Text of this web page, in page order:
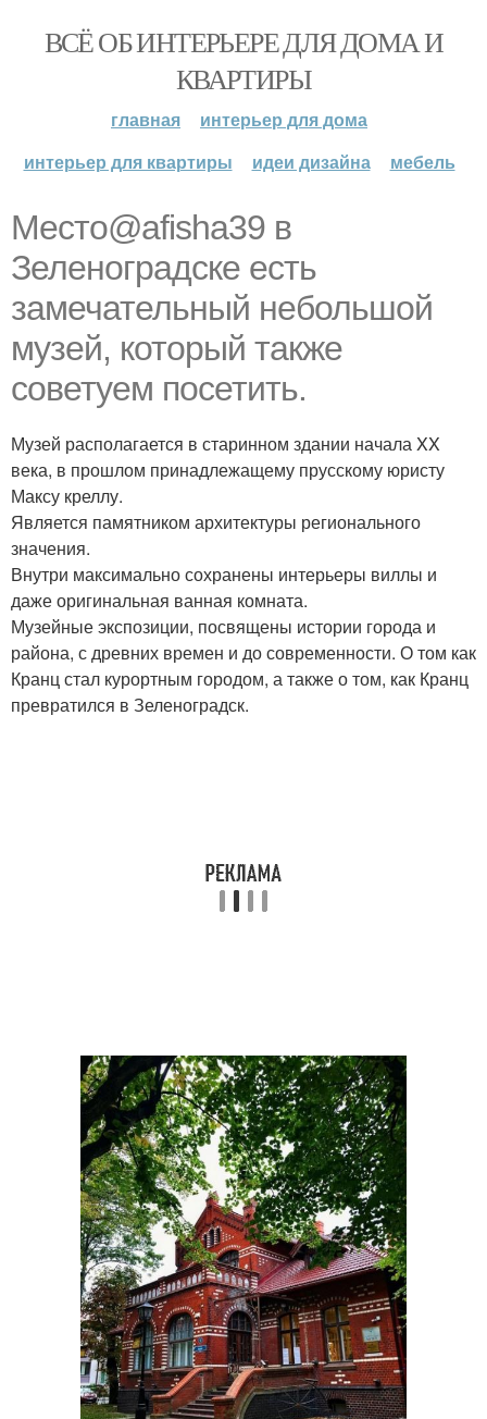
ВСЁ ОБ ИНТЕРЬЕРЕ ДЛЯ ДОМА И
КВАРТИРЫ
главная
интерьер для дома
интерьер для квартиры
идеи дизайна мебель
Место@afisha39 в
Зеленоградске есть
замечательный небольшой
музей, который также
советуем посетить.
Музей располагается в старинном здании начала XX
века, в прошлом принадлежащему прусскому юристу
Максу креллу.
Является памятником архитектуры регионального
значения.
Внутри максимально сохранены интерьеры виллы и
даже оригинальная ванная комната.
Музейные экспозиции, посвящены истории города и
района, с древних времен и до современности. О том как
Кранц стал курортным городом, а также о том, как Кранц
превратился в Зеленоградск.